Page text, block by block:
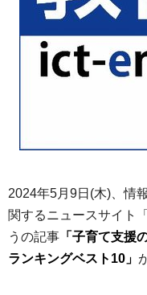
2024年5月9日(木)、情
関するニュースサイト
うの記事 「子育て支援
ランキングベスト10」